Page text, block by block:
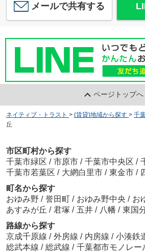
メールで共有する
ページトップへ
ネイティブ・トラスト > (賃貸)地域から探す > 千
丘
市区町村から探す
千葉市緑区 / 市原市 / 千葉市中央区 /
千葉市若葉区 / 大網白里市 / 東金市 /
町名から探す
おゆみ野 / 誉田町 / おゆみ野中央 / お
あすみが丘 / 君塚 / 五井 / 八幡 / 東国
路線から探す
京成千原線 / 外房線 / 内房線 / 小湊鉄
総武本線 / 総武線 / 千葉都市モノレー